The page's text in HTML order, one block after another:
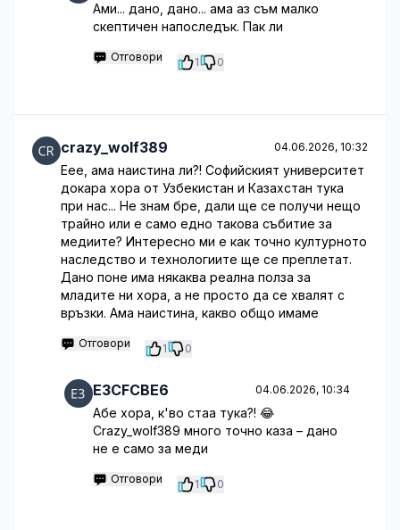
Ами... дано, дано... ама аз съм малко
скептичен напоследък. Пак ли
Отговори 1 0
crazy_wolf389 04.06.2026, 10:32
Еее, ама наистина ли?! Софийският университет
докара хора от Узбекистан и Казахстан тука
при нас... Не знам бре, дали ще се получи нещо
трайно или е само едно такова събитие за
медиите? Интересно ми е как точно културното
наследство и технологиите ще се преплетат.
Дано поне има някаква реална полза за
младите ни хора, а не просто да се хвалят с
връзки. Ама наистина, какво общо имаме
Отговори 1 0
E3CFCBE6 04.06.2026, 10:34
Абе хора, к'во стаа тука?! 😂
Crazy_wolf389 много точно каза – дано
не е само за меди
Отговори 1 0